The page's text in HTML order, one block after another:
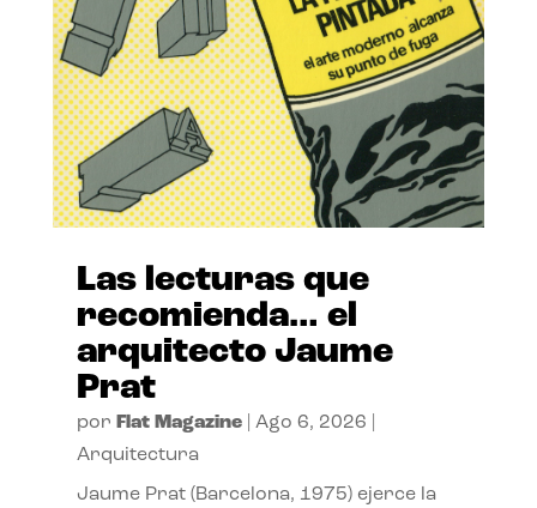
Las lecturas que
recomienda… el
arquitecto Jaume
Prat
por Flat Magazine| Ago 6, 2026
Arquitectura
Jaume Prat (Barcelona, 1975) ejerce la